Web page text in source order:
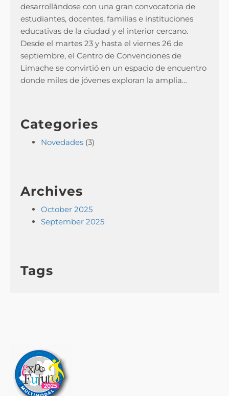
desarrollándose con una gran convocatoria de
estudiantes, docentes, familias e instituciones
educativas de la ciudad y el interior cercano.
Desde el martes 23 y hasta el viernes 26 de
septiembre, el Centro de Convenciones de
Limache se convirtió en un espacio de encuentro
donde miles de jóvenes exploran la amplia…
Categories
Novedades (3)
Archives
October 2025
September 2025
Tags